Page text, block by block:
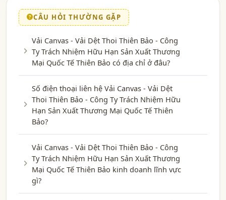
CÂU HỎI THƯỜNG GẶP
Vải Canvas - Vải Dệt Thoi Thiên Bảo - Công
Ty Trách Nhiệm Hữu Hạn Sản Xuất Thương
Mại Quốc Tế Thiên Bảo có địa chỉ ở đâu?
Số điện thoại liên hệ Vải Canvas - Vải Dệt
Thoi Thiên Bảo - Công Ty Trách Nhiệm Hữu
Hạn Sản Xuất Thương Mại Quốc Tế Thiên
Bảo?
Vải Canvas - Vải Dệt Thoi Thiên Bảo - Công
Ty Trách Nhiệm Hữu Hạn Sản Xuất Thương
Mại Quốc Tế Thiên Bảo kinh doanh lĩnh vực
gì?